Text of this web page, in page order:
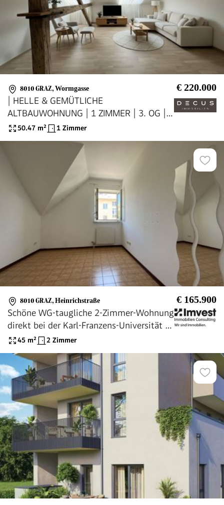
8010 GRAZ, Wormgasse € 220.000
| HELLE & GEMÜTLICHE
ALTBAUWOHNUNG | 1 ZIMMER | 3. OG |
SANIERT | GRAZ-GEIDORF
50.47 m² 1 Zimmer
8010 GRAZ, Heinrichstraße € 165.900
Schöne WG-taugliche 2-Zimmer-Wohnung
direkt bei der Karl-Franzens-Universität in
der Heinrichstraße
45 m² 2 Zimmer